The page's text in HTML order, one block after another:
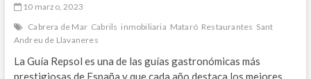
10 marzo, 2023
Cabrera de Mar Cabrils inmobiliaria Mataró Restaurantes Sant
Andreu de Llavaneres
La Guía Repsol es una de las guías gastronómicas más
prestigiosas de España y que cada año destaca los mejores